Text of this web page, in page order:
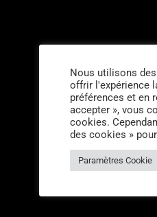
Nous utilisons
offrir l'expérience
préférences et en
accepter », vous
cookies.
des cookies »
Paramètres Cookie